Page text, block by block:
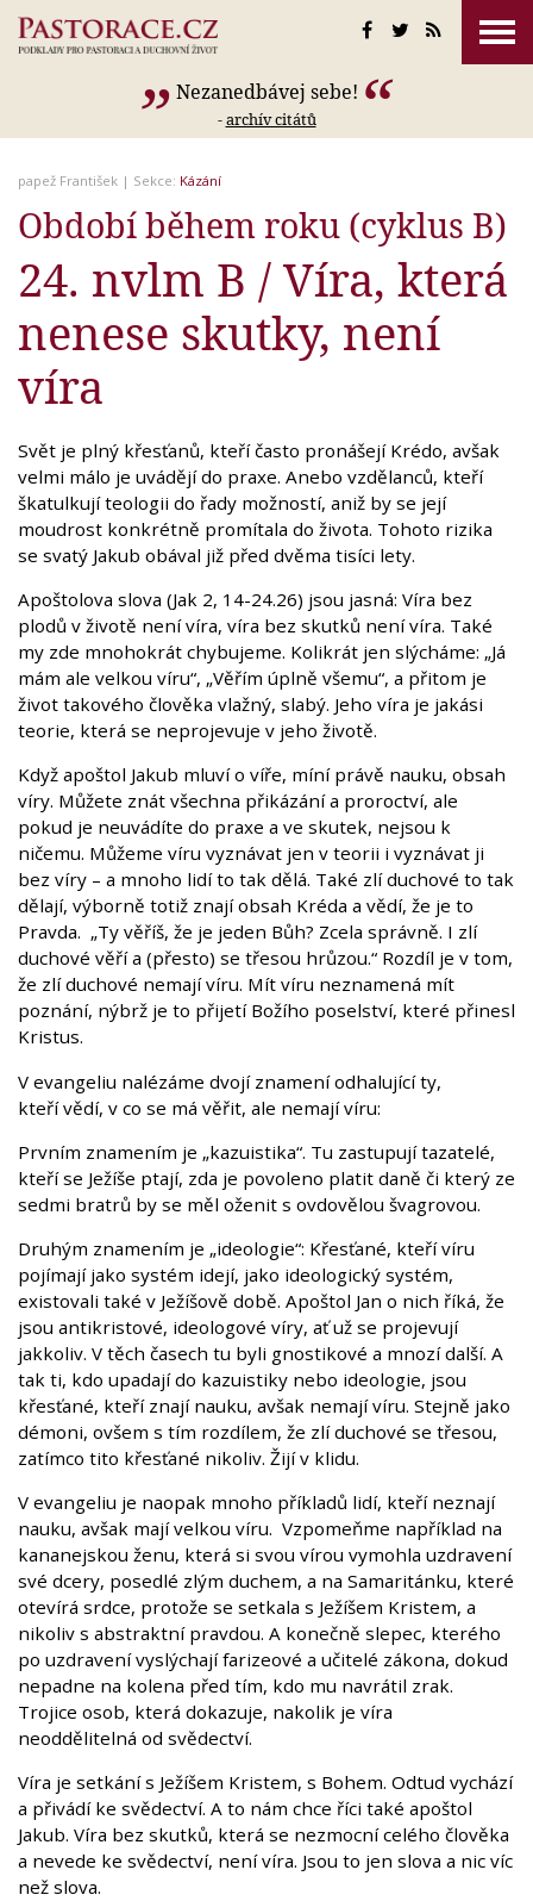
Nezanedbávej sebe!
-archív citátů
papež František | Sekce: Kázání
Období během roku (cyklus B)
24. nvlm B / Víra, která
nenese skutky, není
víra
Svět je plný křesťanů, kteří často pronášejí Krédo, avšak
velmi málo je uvádějí do praxe. Anebo vzdělanců, kteří
škatulkují teologii do řady možností, aniž by se její
moudrost konkrétně promítala do života. Tohoto rizika
se svatý Jakub obával již před dvěma tisíci lety.
Apoštolova slova (Jak 2, 14-24.26) jsou jasná: Víra bez
plodů v životě není víra, víra bez skutků není víra. Také
my zde mnohokrát chybujeme. Kolikrát jen slýcháme: „Já
mám ale velkou víru“, „Věřím úplně všemu“, a přitom je
život takového člověka vlažný, slabý. Jeho víra je jakási
teorie, která se neprojevuje v jeho životě.
Když apoštol Jakub mluví o víře, míní právě nauku, obsah
víry. Můžete znát všechna přikázání a proroctví, ale
pokud je neuvádíte do praxe a ve skutek, nejsou k
ničemu. Můžeme víru vyznávat jen v teorii i vyznávat ji
bez víry – a mnoho lidí to tak dělá. Také zlí duchové to tak
dělají, výborně totiž znají obsah Kréda a vědí, že je to
Pravda. „Ty věříš, že je jeden Bůh? Zcela správně. I zlí
duchové věří a (přesto) se třesou hrůzou.“ Rozdíl je v tom,
že zlí duchové nemají víru. Mít víru neznamená mít
poznání, nýbrž je to přijetí Božího poselství, které přinesl
Kristus.
V evangeliu nalézáme dvojí znamení odhalující ty,
kteří vědí, v co se má věřit, ale nemají víru:
Prvním znamením je „kazuistika“. Tu zastupují tazatelé,
kteří se Ježíše ptají, zda je povoleno platit daně či který ze
sedmi bratrů by se měl oženit s ovdovělou švagrovou.
Druhým znamením je „ideologie“: Křesťané, kteří víru
pojímají jako systém idejí, jako ideologický systém,
existovali také v Ježíšově době. Apoštol Jan o nich říká, že
jsou antikristové, ideologové víry, ať už se projevují
jakkoliv. V těch časech tu byli gnostikové a mnozí další. A
tak ti, kdo upadají do kazuistiky nebo ideologie, jsou
křesťané, kteří znají nauku, avšak nemají víru. Stejně jako
démoni, ovšem s tím rozdílem, že zlí duchové se třesou,
zatímco tito křesťané nikoliv. Žijí v klidu.
V evangeliu je naopak mnoho příkladů lidí, kteří neznají
nauku, avšak mají velkou víru. Vzpomeňme například na
kananejskou ženu, která si svou vírou vymohla uzdravení
své dcery, posedlé zlým duchem, a na Samaritánku, které
otevírá srdce, protože se setkala s Ježíšem Kristem, a
nikoliv s abstraktní pravdou. A konečně slepec, kterého
po uzdravení vyslýchají farizeové a učitelé zákona, dokud
nepadne na kolena před tím, kdo mu navrátil zrak.
Trojice osob, která dokazuje, nakolik je víra
neoddělitelná od svědectví.
Víra je setkání s Ježíšem Kristem, s Bohem. Odtud vychází
a přivádí ke svědectví. A to nám chce říci také apoštol
Jakub. Víra bez skutků, která se nezmocní celého člověka
a nevede ke svědectví, není víra. Jsou to jen slova a nic víc
než slova.